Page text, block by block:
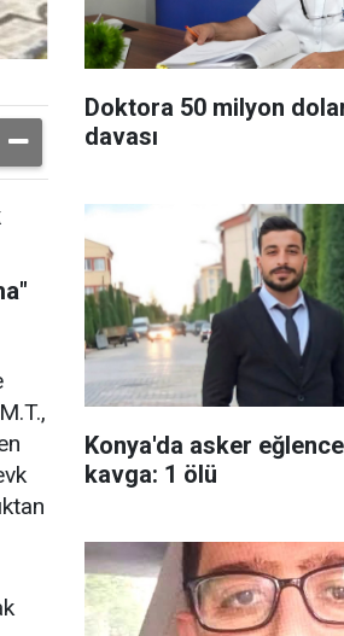
Doktora 50 milyon
davası
Konya'da asker
kavga: 1 ölü